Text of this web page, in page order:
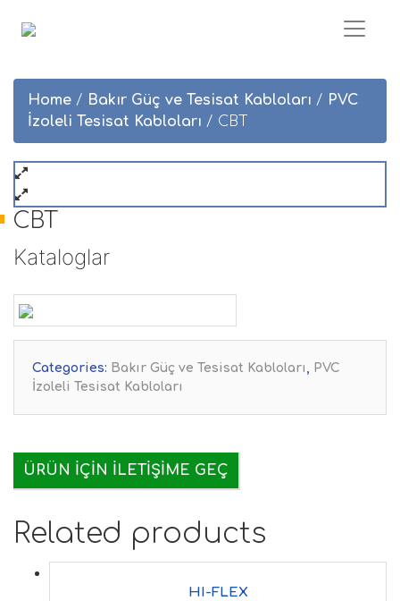
Home / Bakır Güç ve Tesisat Kabloları / PVC
İzoleli Tesisat Kabloları / CBT
CBT
Kataloglar
Categories: Bakır Güç ve Tesisat Kabloları , PVC
İzoleli Tesisat Kabloları
ÜRÜN IÇIN İLETIŞIME GEÇ
Related products
HI-FLEX